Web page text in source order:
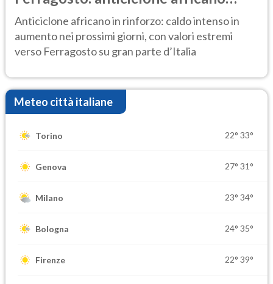
ancora protagonista
Anticiclone africano in rinforzo: caldo intenso in
aumento nei prossimi giorni, con valori estremi
verso Ferragosto su gran parte d’Italia
Meteo città italiane
Torino 22° 33°
Genova 27° 31°
Milano 23° 34°
Bologna 24° 35°
Firenze 22° 39°